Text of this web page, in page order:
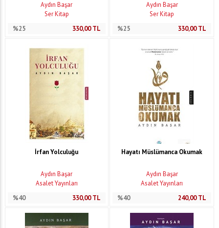
Aydın Başar
Ser Kitap
%25
330,00TL
Aydın Başar
Ser Kitap
%25
330,00TL
İrfan Yolculuğu
Aydın Başar
Asalet Yayınları
%40
330,00TL
Hayatı Müslümanca Okumak
Aydın Başar
Asalet Yayınları
%40
240,00TL